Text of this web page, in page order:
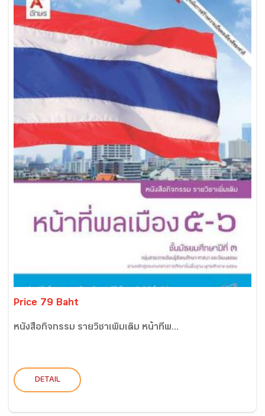
Price 79 Baht
หนังสือกิจกรรม รายวิชาเพิ่มเติม หน้าที่พ...
DETAIL